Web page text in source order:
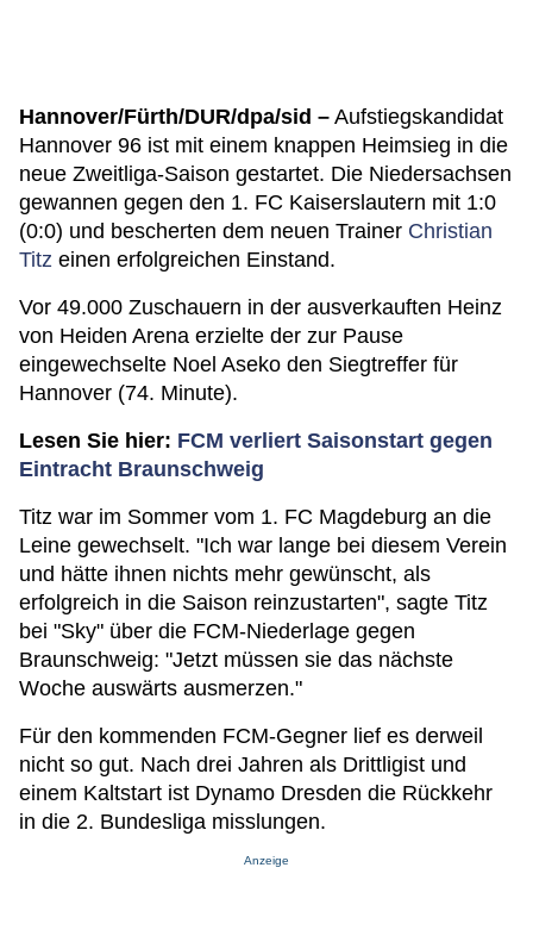
Hannover/Fürth/DUR/dpa/sid – Aufstiegskandidat
Hannover 96 ist mit einem knappen Heimsieg in die
neue Zweitliga-Saison gestartet. Die Niedersachsen
gewannen gegen den 1. FC Kaiserslautern mit 1:0
(0:0) und bescherten dem neuen Trainer Christian
Titz einen erfolgreichen Einstand.
Vor 49.000 Zuschauern in der ausverkauften Heinz
von Heiden Arena erzielte der zur Pause
eingewechselte Noel Aseko den Siegtreffer für
Hannover (74. Minute).
Lesen Sie hier: FCM verliert Saisonstart gegen
Eintracht Braunschweig
Titz war im Sommer vom 1. FC Magdeburg an die
Leine gewechselt. "Ich war lange bei diesem Verein
und hätte ihnen nichts mehr gewünscht, als
erfolgreich in die Saison reinzustarten", sagte Titz
bei "Sky" über die FCM-Niederlage gegen
Braunschweig: "Jetzt müssen sie das nächste
Woche auswärts ausmerzen."
Für den kommenden FCM-Gegner lief es derweil
nicht so gut. Nach drei Jahren als Drittligist und
einem Kaltstart ist Dynamo Dresden die Rückkehr
in die 2. Bundesliga misslungen.
Anzeige